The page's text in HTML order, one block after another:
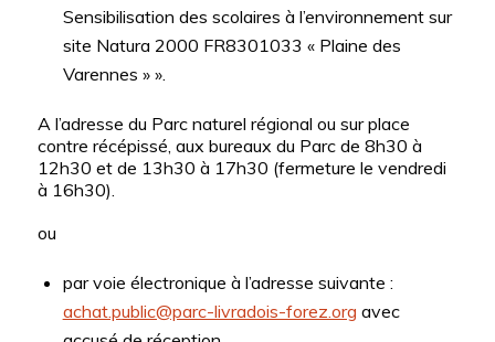
Sensibilisation des scolaires à l’environnement sur
site Natura 2000 FR8301033 « Plaine des
Varennes » ».
A l’adresse du Parc naturel régional ou sur place
contre récépissé, aux bureaux du Parc de 8h30 à
12h30 et de 13h30 à 17h30 (fermeture le vendredi
à 16h30).
ou
par voie électronique à l’adresse suivante :
achat.public@parc-livradois-forez.org avec